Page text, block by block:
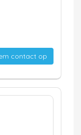
contact op